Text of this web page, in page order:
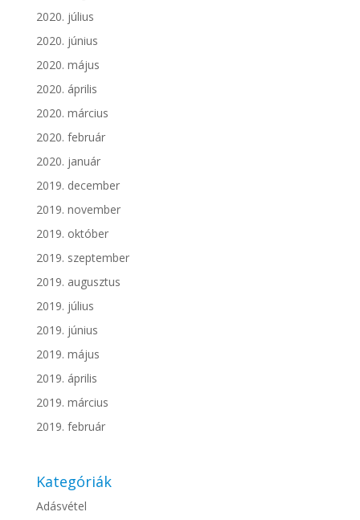
2020. július
2020. június
2020. május
2020. április
2020. március
2020. február
2020. január
2019. december
2019. november
2019. október
2019. szeptember
2019. augusztus
2019. július
2019. június
2019. május
2019. április
2019. március
2019. február
Kategóriák
Adásvétel